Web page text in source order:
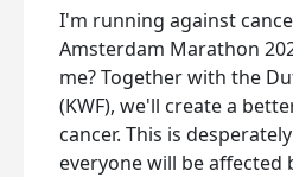
I'm running against
Amsterdam Marathon
me? Together with the
(KWF), we'll create a
cancer. This is
everyone will be affected